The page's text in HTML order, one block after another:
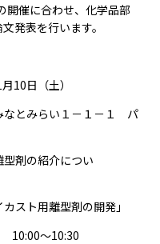
開催に合わせ、化学品部
発表を行います。
日（土）
とみらい１－１－１ パ
剤の紹介につい
ト用離型剤の開発」
～10:30